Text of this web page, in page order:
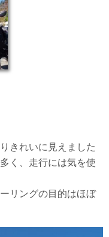
きれいに見えました
く、走行には気を使
リングの目的はほぼ